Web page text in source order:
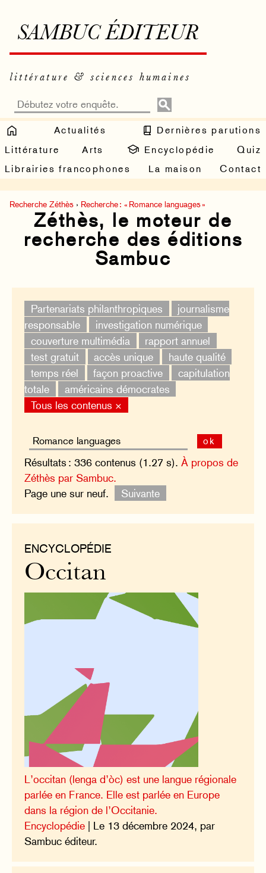
SAMBUC ÉDITEUR
littérature & sciences humaines
Actualités
Dernières parutions
Littérature
Arts Encyclopédie
Quiz
Librairies francophones
La maison Contact
Recherche Zéthès › Recherche : « Romance languages »
Zéthès, le moteur de
recherche des éditions
Sambuc
Partenariats philanthropiques
journalisme
responsable
investigation numérique
couverture multimédia
rapport annuel
test gratuit
accès unique
haute qualité
temps réel
façon proactive
capitulation
totale
américains démocrates
Tous les contenus ×
ok
Résultats : 336 contenus (1.27 s).À propos de
Zéthès par Sambuc.
Page une sur neuf.
Suivante
ENCYCLOPÉDIE
Occitan
L’occitan (lenga d’òc) est une langue régionale
parlée en France. Elle est parlée en Europe
dans la région de l’Occitanie.
Encyclopédie | Le 13 décembre 2024, par
Sambuc éditeur.